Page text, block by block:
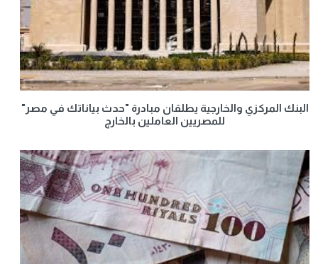
البنك المركزي والخارجية يطلقان مبادرة "حدث بياناتك في مصر"
للمصريين العاملين بالخارج